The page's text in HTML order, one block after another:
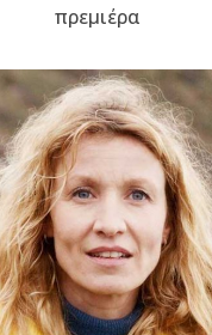
πρεμιέρα